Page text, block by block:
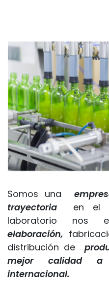
Somos una
trayectoria
en el
laboratorio nos
elaboración,
distribución de
mejor calidad
internacional.